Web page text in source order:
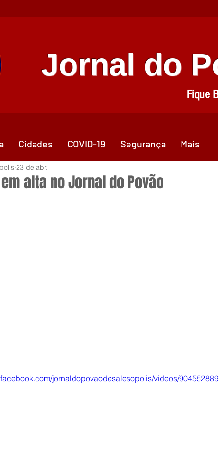
Jornal do
Fique
alta no Jornal do Povão
23 de abr.
jornaldopovaodesalesopolis/videos/
Cidades COVID-19 Segurança Mais